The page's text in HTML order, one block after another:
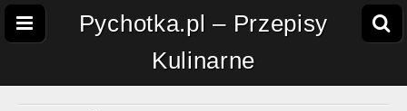
Pychotka.pl – Przepisy
Kulinarne